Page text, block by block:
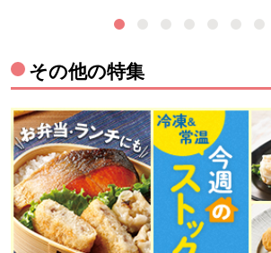
その他の特集